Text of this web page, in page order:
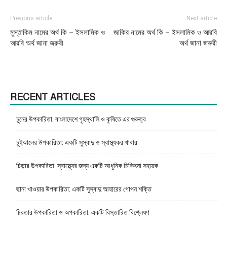
Previous article
মুস্তাকিম নামের অর্থ কি – ইসলামিক ও
আরবি অর্থ জানা জরুরী
Next article
জাকির নামের অর্থ কি – ইসলামিক ও আরবি
অর্থ জানা জরুরী
RECENT ARTICLES
চুনের উপকারিতা: বাংলাদেশে গৃহস্থালি ও কৃষিতে এর গুরুত্ব
চুইঝালের উপকারিতা: একটি সুস্বাদু ও স্বাস্থ্যকর খাবার
চিড়ার উপকারিতা: স্বাস্থ্যের জন্য একটি আধুনিক চিকিৎসা সহায়ক
ছানা খাওয়ার উপকারিতা: একটি সুস্বাদু আহারের গোপন শক্তি
চিরতার উপকারিতা ও অপকারিতা: একটি বিস্তারিত বিশ্লেষণ